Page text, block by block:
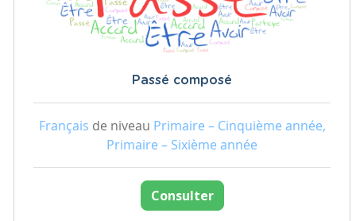
Passé composé
Français de niveau Primaire – Cinquième année,
Primaire – Sixième année
Consulter